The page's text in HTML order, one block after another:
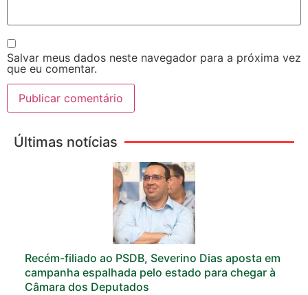
Salvar meus dados neste navegador para a próxima vez
que eu comentar.
Últimas notícias
Recém-filiado ao PSDB, Severino Dias aposta em
campanha espalhada pelo estado para chegar à
Câmara dos Deputados